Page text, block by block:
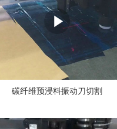
碳纤维预浸料振动刀切割